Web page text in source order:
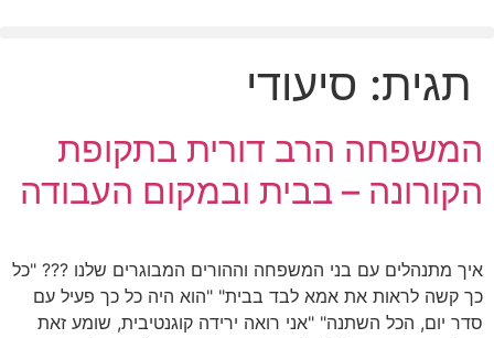
תגית: סיעודי
המשפחה הרב דורית בתקופת
הקורונה – בבית ובמקום העבודה
איך מתנהלים עם בני המשפחה וההורים המבוגרים שלנו ??? "כל
כך קשה לראות את אמא לבד בבית" "הוא היה כל כך פעיל עם
סדר יום, הכל השתנה" "אני רואה ירידה קוגנטיבית, שומע זאת